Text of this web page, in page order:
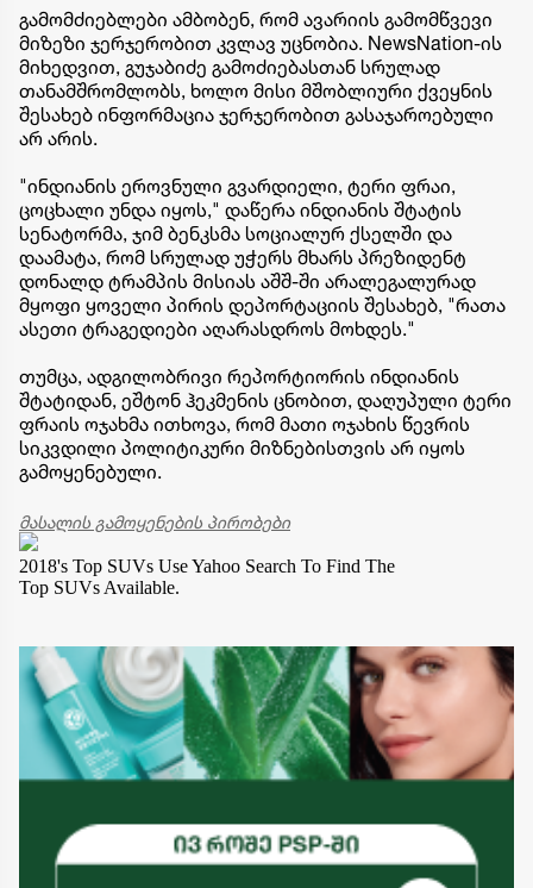
გამომძიებლები ამბობენ, რომ ავარიის გამომწვევი
მიზეზი ჯერჯერობით კვლავ უცნობია. NewsNation-ის
მიხედვით, გუჯაბიძე გამოძიებასთან სრულად
თანამშრომლობს, ხოლო მისი მშობლიური ქვეყნის
შესახებ ინფორმაცია ჯერჯერობით გასაჯაროებული
არ არის.
"ინდიანის ეროვნული გვარდიელი, ტერი ფრაი,
ცოცხალი უნდა იყოს," დაწერა ინდიანის შტატის
სენატორმა, ჯიმ ბენკსმა სოციალურ ქსელში და
დაამატა, რომ სრულად უჭერს მხარს პრეზიდენტ
დონალდ ტრამპის მისიას აშშ-ში არალეგალურად
მყოფი ყოველი პირის დეპორტაციის შესახებ, "რათა
ასეთი ტრაგედიები აღარასდროს მოხდეს."
თუმცა, ადგილობრივი რეპორტიორის ინდიანის
შტატიდან, ეშტონ ჰეკმენის ცნობით, დაღუპული ტერი
ფრაის ოჯახმა ითხოვა, რომ მათი ოჯახის წევრის
სიკვდილი პოლიტიკური მიზნებისთვის არ იყოს
გამოყენებული.
მასალის გამოყენების პირობები
2018's Top SUVs Use Yahoo Search To Find The
Top SUVs Available.